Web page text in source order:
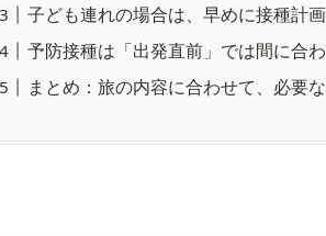
子ども連れの場合は、早めに接種計
予防接種は「出発直前」では間に合
まとめ：旅の内容に合わせて、必要